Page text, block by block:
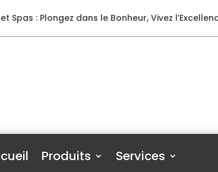
Spas : Plongez dans le Bonheur, Vivez
Produits Services